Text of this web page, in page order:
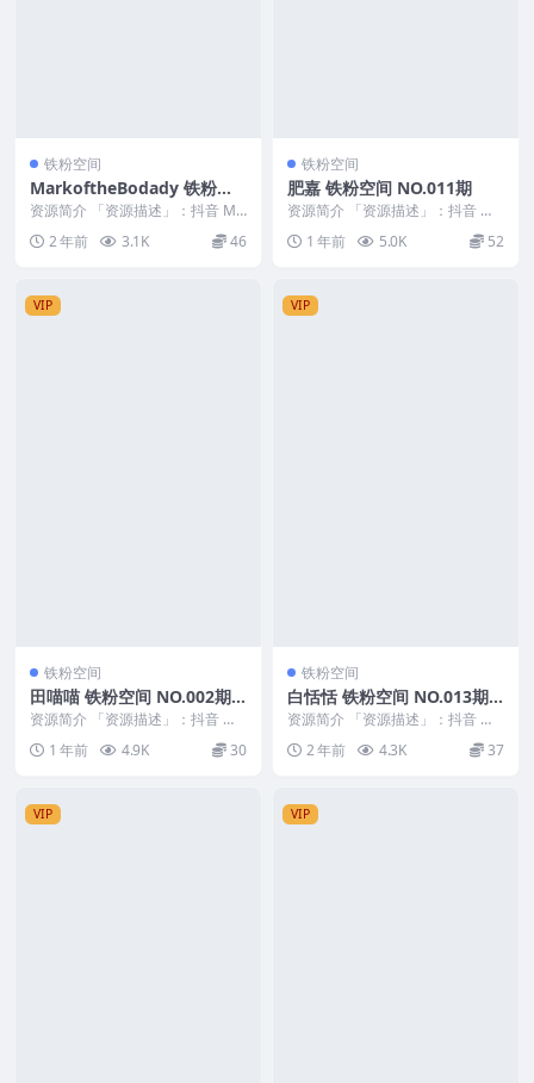
铁粉空间
MarkoftheBodady 铁粉空
间 NO.009期 最新至：2024.
11.7
资源简介 「资源描述」：抖音 Ma
rkoftheBodady 铁粉空间 NO.0...
2 年前 3.1K 46
铁粉空间
肥嘉 铁粉空间 NO.011期
资源简介 「资源描述」：抖音 肥
嘉 铁粉空间 NO.011期 【12P】
「资源...
1 年前 5.0K 52
VIP
铁粉空间
田喵喵 铁粉空间 NO.002期
最新至：2025.4.11
资源简介 「资源描述」：抖音 田
喵喵 铁粉空间 NO.002期 【48P1
V】最...
1 年前 4.9K 30
VIP
铁粉空间
白恬恬 铁粉空间 NO.013期
最新至：2024.11.4
资源简介 「资源描述」：抖音 白
恬恬 铁粉空间 NO.013期 【44P4
V】最...
2 年前 4.3K 37
VIP VIP